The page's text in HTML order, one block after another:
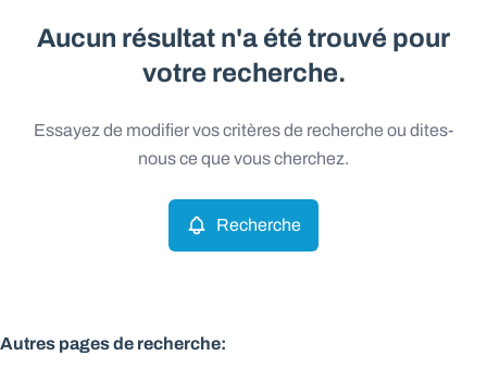
Laeken (1020) Remove
Immeuble de rapport Remove
Vue de la carte
Recherche Trier par
Aucun résultat n'a été trouvé pour
votre recherche.
Essayez de modifier vos critères de recherche ou dites-
nous ce que vous cherchez.
Recherche
Autres pages de recherche: